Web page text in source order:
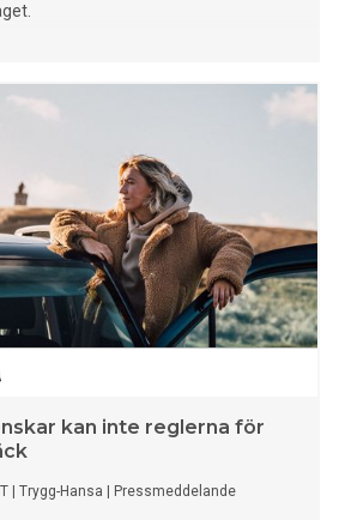
kan inte reglerna för
Trygg-Hansa Pressmeddelande